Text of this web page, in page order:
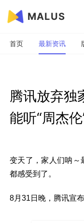
MALUS
首页 最新资讯
腾讯放弃独
能听“周杰伦
变天了，家人们呐～
都感受到了。
8月31日晚，腾讯宣